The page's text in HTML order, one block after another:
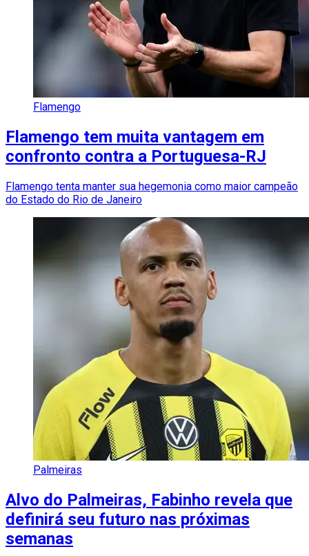
Flamengo
Flamengo tem muita vantagem em
confronto contra a Portuguesa-RJ
Flamengo tenta manter sua hegemonia como maior campeão
do Estado do Rio de Janeiro
Palmeiras
Alvo do Palmeiras, Fabinho revela que
definirá seu futuro nas próximas
semanas